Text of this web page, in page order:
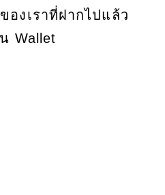
องเราที่ฝากไปแล้ว
Wallet